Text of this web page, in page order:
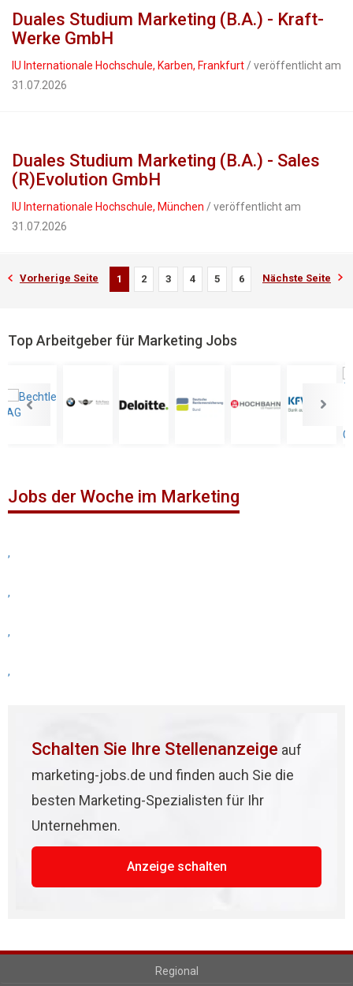
Duales Studium Marketing (B.A.) - Kraft-
Werke GmbH
IU Internationale Hochschule, Karben, Frankfurt / veröffentlicht am
31.07.2026
Duales Studium Marketing (B.A.) - Sales
(R)Evolution GmbH
IU Internationale Hochschule, München / veröffentlicht am
31.07.2026
Vorherige Seite 1 2 3 4 5 6 Nächste Seite
Top Arbeitgeber für Marketing Jobs
Jobs der Woche im Marketing
,
,
,
,
Schalten Sie Ihre Stellenanzeige auf
marketing-jobs.de und finden auch Sie die
besten Marketing-Spezialisten für Ihr
Unternehmen.
Anzeige schalten
Regional